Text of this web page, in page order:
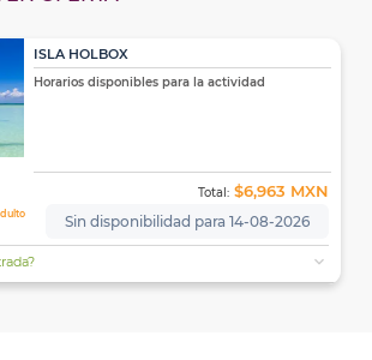
ISLA HOLBOX
Horarios disponibles para la actividad
Total: $6,963 MXN
Sin disponibilidad para 14-08-2026
expand_more